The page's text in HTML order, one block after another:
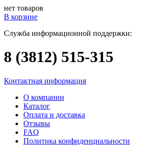
нет товаров
В корзине
Служба информационной поддержки:
8 (3812) 515-315
Контактная информация
О компании
Каталог
Оплата и доставка
Отзывы
FAQ
Политика конфиденциальности